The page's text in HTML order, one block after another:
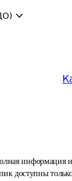
информация
доступны